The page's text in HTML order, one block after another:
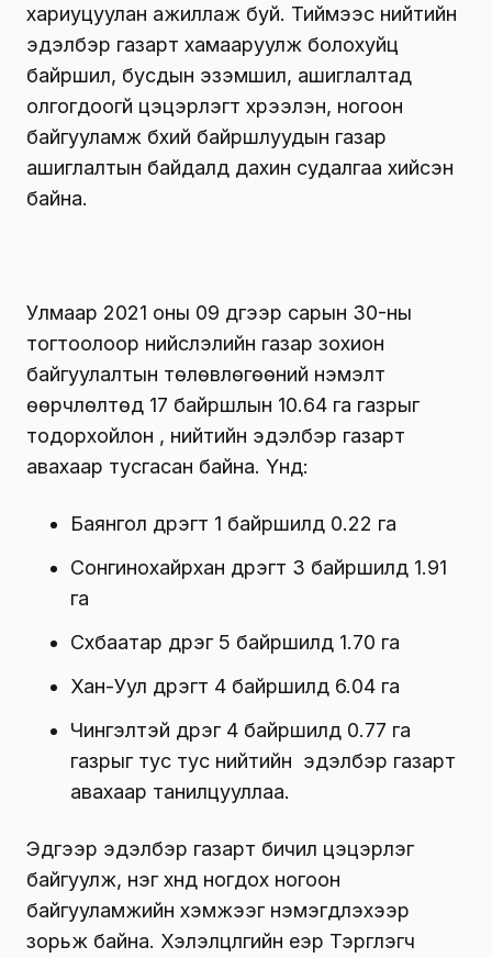
хариуцуулан ажиллаж буй. Тиймээс нийтийн
эдэлбэр газарт хамааруулж болохуйц
байршил, бусдын эзэмшил, ашиглалтад
олгогдоогүй цэцэрлэгт хүрээлэн, ногоон
байгууламж бүхий байршлуудын газар
ашиглалтын байдалд дахин судалгаа хийсэн
байна.
Улмаар 2021 оны 09 дүгээр сарын 30-ны
тогтоолоор нийслэлийн газар зохион
байгуулалтын төлөвлөгөөний нэмэлт
өөрчлөлтөд 17 байршлын 10.64 га газрыг
тодорхойлон , нийтийн эдэлбэр газарт
авахаар тусгасан байна. Үүнд:
Баянгол дүүрэгт 1 байршилд 0.22 га
Сонгинохайрхан дүүрэгт 3 байршилд 1.91
га
Сүхбаатар дүүрэг 5 байршилд 1.70 га
Хан-Уул дүүрэгт 4 байршилд 6.04 га
Чингэлтэй дүүрэг 4 байршилд 0.77 га
газрыг тус тус нийтийн эдэлбэр газарт
авахаар танилцууллаа.
Эдгээр эдэлбэр газарт бичил цэцэрлэг
байгуулж, нэг хүнд ногдох ногоон
байгууламжийн хэмжээг нэмэгдүүлэхээр
зорьж байна. Хэлэлцүүлгийн үеэр Тэргүүлэгч